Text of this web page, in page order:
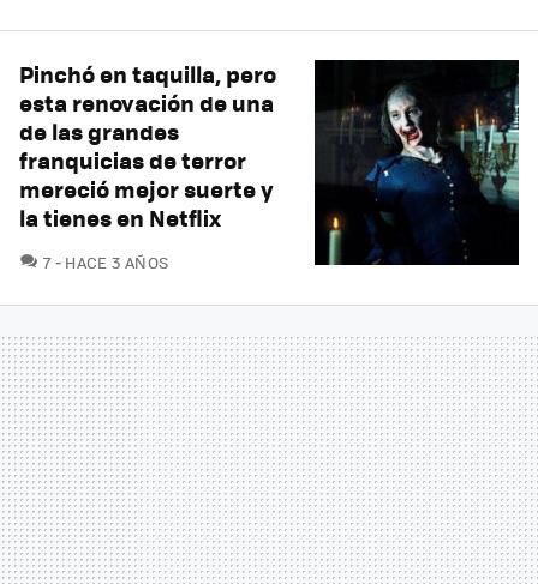
Pinchó en taquilla, pero
esta renovación de una
de las grandes
franquicias de terror
mereció mejor suerte y
la tienes en Netflix
7COMENTARIOS
HACE 3 AÑOS